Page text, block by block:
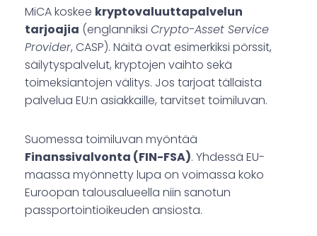
MiCA koskee kryptovaluuttapalvelun
tarjoajia (englanniksi Crypto-Asset Service
Provider, CASP). Näitä ovat esimerkiksi pörssit,
säilytyspalvelut, kryptojen vaihto sekä
toimeksiantojen välitys. Jos tarjoat tällaista
palvelua EU:n asiakkaille, tarvitset toimiluvan.
Suomessa toimiluvan myöntää
Finanssivalvonta (FIN-FSA). Yhdessä EU-
maassa myönnetty lupa on voimassa koko
Euroopan talousalueella niin sanotun
passportointioikeuden ansiosta.